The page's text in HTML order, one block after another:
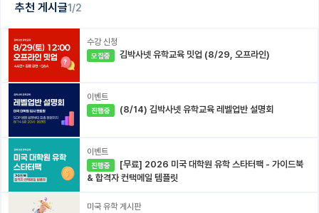
추천 게시글1/2
수강 신청
모집중 김박사넷 유학교육 밋업 (8/29, 오프라인)
이벤트
진행중 (8/14) 김박사넷 유학교육 레벨업반 설명회
이벤트
진행중
& 합격자 컨택메일 템플릿
미국 유학 게시판